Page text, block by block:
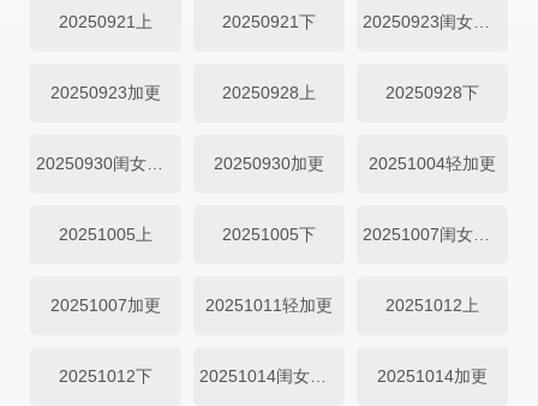
20250921上 20250921下 20250923闺女超有料
20250923加更 20250928上 20250928下
20250930加更 20251004轻加更
20251005上 20251005下 20251007闺女超有料
20251007加更 20251011轻加更 20251012上
20251012下 20251014闺女超有料 20251014加更